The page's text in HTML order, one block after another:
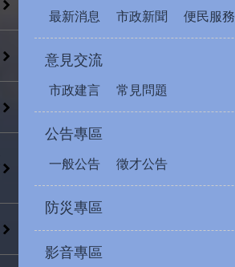
最新消息 市政新聞 便民服務
意見交流
市政建言 常見問題
公告專區
一般公告 徵才公告
防災專區
影音專區